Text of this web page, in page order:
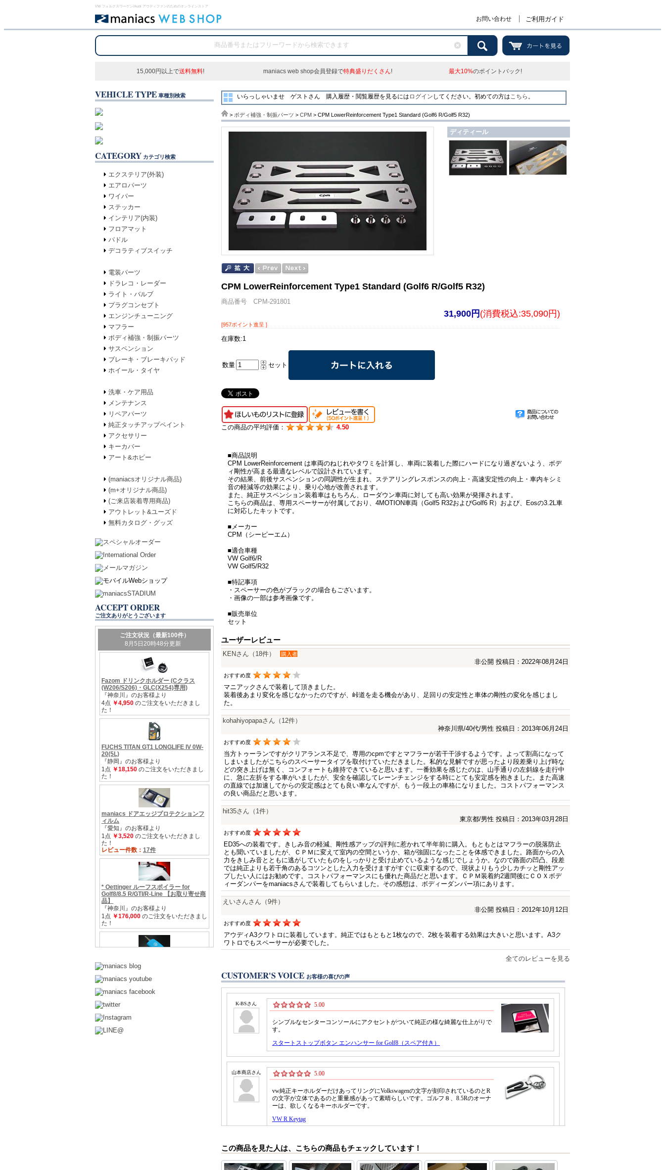
VW フォルクスワーゲン/Audi アウディファンのためのオンラインストア
お問い合わせ ご利用ガイド
15,000円以上で送料無料! maniacs web shop会員登録で特典盛りだくさん! 最大10%のポイントバック!
VEHICLE TYPE 車種別検索
CATEGORY カテゴリ検索
エクステリア(外装)
エアロパーツ
ワイパー
ステッカー
インテリア(内装)
フロアマット
パドル
デコラティブスイッチ
電装パーツ
ドラレコ・レーダー
ライト・バルブ
プラグコンセプト
エンジンチューニング
マフラー
ボディ補強・制振パーツ
サスペンション
ブレーキ・ブレーキパッド
ホイール・タイヤ
洗車・ケア用品
メンテナンス
リペアパーツ
純正タッチアップペイント
アクセサリー
キーカバー
アート&ホビー
(maniacsオリジナル商品)
(m+オリジナル商品)
(ご来店装着専用商品)
アウトレット&ユーズド
無料カタログ・グッズ
ACCEPT ORDER
ご注文ありがとうございます
いらっしゃいませ ゲストさん 購入履歴・閲覧履歴を見るには ログイン してください。初めての方はこちら 。
> ボディ補強・制振パーツ > CPM > CPM LowerReinforcement Type1 Standard (Golf6 R/Golf5 R32)
CPM LowerReinforcement Type1 Standard (Golf6 R/Golf5 R32)
商品番号 CPM-291801
31,900円 (消費税込:35,090円)
[957ポイント進呈 ]
在庫数:1
数量 セット
この商品の平均評価： 4.50
ディティール
■商品説明
CPM LowerReinforcement は車両のねじれやタワミを計算し、車両に装着した際にハードになり過ぎないよう、ボデ
ィ剛性が高まる最適なレベルで設計されています。
その結果、前後サスペンションの同調性が生まれ、ステアリングレスポンスの向上・高速安定性の向上・車内キシミ
音の軽減等の効果により、乗り心地が改善されます。
また、純正サスペンション装着車はもちろん、ローダウン車両に対しても高い効果が発揮されます。
こちらの商品は、専用スペーサーが付属しており、4MOTION車両（Golf5 R32およびGolf6 R）および、Eosの3.2L車
に対応したキットです。
■メーカー
CPM（シーピーエム）
■適合車種
VW Golf6/R
VW Golf5/R32
■特記事項
・スペーサーの色がブラックの場合もございます。
・画像の一部は参考画像です。
■販売単位
セット
ユーザーレビュー
KENさん（18件） 購入者
非公開 投稿日：2022年08月24日
おすすめ度
マニアックさんで装着して頂きました。
装着後あまり変化を感じなかったのですが、峠道を走る機会があり、足回りの安定性と車体の剛性の変化を感じまし
た。
kohahiyopapaさん（12件）
神奈川県/40代/男性 投稿日：2013年06月24日
おすすめ度
当方トゥーランですがクリアランス不足で、専用のcpmですとマフラーが若干干渉するようです。よって割高になって
しまいましたがこちらのスペーサータイプを取付けていただきました。私的な見解ですが思ったより段差乗り上げ時な
どの突き上げは無く、コンフォートも維持できていると思います。一番効果を感じたのは、山手通りの左斜線を走行中
に、急に左折をする車がいましたが、安全を確認してレーンチェンジをする時にとても安定感を抱きました。また高速
の直線では加速してからの安定感はとても良い車なんですが、もう一段上の車格になりました。コストパフォーマンス
の良い商品だと思います。
hit35さん（1件）
東京都/男性 投稿日：2013年03月28日
おすすめ度
ED35への装着です。きしみ音の軽減、剛性感アップの評判に惹かれて半年前に購入。もともとはマフラーの脱落防止
とも聞いていましたが、ＣＰＭに変えて室内の空間というか、箱が強固になったことを体感できました。路面からの入
力をきしみ音とともに逃がしていたものをしっかりと受け止めているような感じでしょうか。なので路面の凹凸、段差
では純正よりも若干角のあるコツンとした入力を受けますがすぐに収束するので、現状よりもう少しカチッと剛性アッ
プしたい人にはお勧めです。コストパフォーマンスにも優れた商品だと思います。ＣＰＭ装着約2週間後にＣＯＸボデ
ィーダンパーをmaniacsさんで装着してもらいました。その感想は、ボディーダンパー項にあります。
えいさんさん（9件）
非公開 投稿日：2012年10月12日
おすすめ度
アウディA3クワトロに装着しています。純正ではもともと1枚なので、2枚を装着する効果は大きいと思います。A3ク
ワトロでもスペーサーが必要でした。
全てのレビューを見る
CUSTOMER'S VOICE お客様の喜びの声
この商品を見た人は、こちらの商品もチェックしています！